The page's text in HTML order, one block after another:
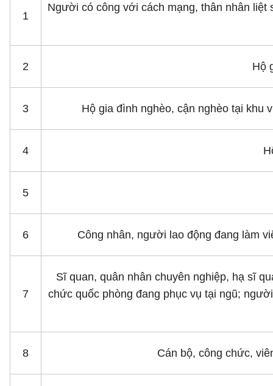
1
Người có công với cách mạng, thân nhân
2 Hộ
3 Hộ gia đình nghèo, cận nghèo tại khu
4
5
6 Công nhân, người lao động đang làm
7
Sĩ quan, quân nhân chuyên nghiệp, hạ sĩ
chức quốc phòng đang phục vụ tại ngũ;
8 Cán bộ, công chức,